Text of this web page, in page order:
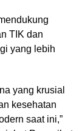
TIK dan
yang lebih
yang krusial
kesehatan
saat ini,”